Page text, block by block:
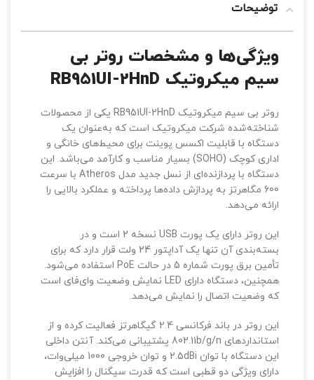
توضیحات
ویژگی‌ها و مشخصات روتر بی
سیم میکروتیک RB951UI-2HnD
روتر بی سیم میکروتیک RB951UI-2HnD یکی از محصولات
شناخته‌شده شرکت میکروتیک است که به‌عنوان یک
دستگاه با قابلیت اکسس پوینت برای محیط‌های خانگی و
اداری کوچک (SOHO) بسیار مناسب و کارآمد می‌باشد. این
دستگاه با پردازنده‌ای از نسل جدید مدل Atheros با سرعت
600 مگاهرتز به پردازش داده‌ها پرداخته و عملکرد بالایی را
ارائه می‌دهد.
این روتر دارای یک پورت USB نسخه 2 است و در
بسته‌بندی آن تنها یک آداپتور 24 ولت قرار دارد که برای
تأمین برق پورت شماره 5 در حالت PoE استفاده می‌شود.
همچنین، دستگاه دارای LED نمایش وضعیت وای‌فای است
که وضعیت اتصال را نمایش می‌دهد.
این روتر در باند فرکانسی 2.4 گیگاهرتز فعالیت کرده و از
استانداردهای 802.11b/g/n پشتیبانی می‌کند. آنتن داخلی
این دستگاه با توان 2.5dBi و توان خروجی 1000 میلی‌وات،
دارای ویژگی دو قطبی است که قدرت سیگنال را افزایش